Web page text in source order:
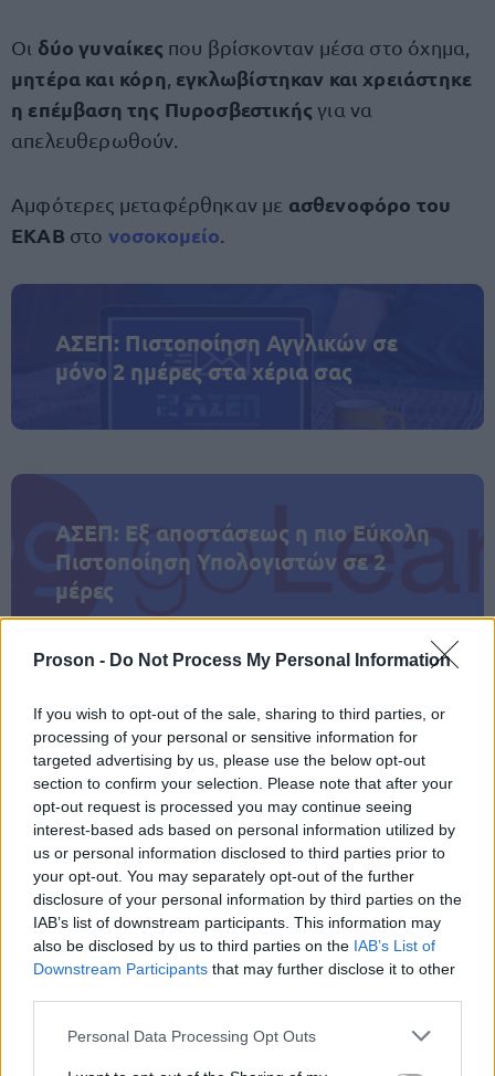
Proson - Do Not Process My Personal Information
If you wish to opt-out of the sale, sharing to third parties, or
processing of your personal or sensitive information for
targeted advertising by us, please use the below opt-out
section to confirm your selection. Please note that after your
opt-out request is processed you may continue seeing
interest-based ads based on personal information utilized by
us or personal information disclosed to third parties prior to
your opt-out. You may separately opt-out of the further
disclosure of your personal information by third parties on the
IAB’s list of downstream participants. This information may
also be disclosed by us to third parties on the IAB’s List of
Downstream Participants that may further disclose it to other
Please note that this website/app uses one or more Google
Personal Data Processing Opt Outs
Οι δύο γυναίκες που βρίσκονταν μέσα στο όχημα,
μητέρα και κόρη εγκλωβίστηκαν και χρειάστηκε
η επέμβαση της Πυροσβεστικής για να
απελευθερωθούν.
Αμφότερες μεταφέρθηκαν με ασθενοφόρο του
ΕΚΑΒ στο νοσοκομείο
ΑΣΕΠ: Πιστοποίηση Αγγλικών σε
μόνο 2 ημέρες στα χέρια σας
ΑΣΕΠ: Εξ αποστάσεως η πιο Εύκολη
Πιστοποίηση Υπολογιστών σε 2
μέρες
Μάθε πρώτος όλες τις σημαντικές
ειδήσεις.
Βάλε το proson.gr στα αποτελέσματα
αναζήτησης της Google
Δημοφιλείς Ειδήσεις
ΕΟΠΥΥ: Επίδομα έως 150 ευρώ – Ποιοι
ασφαλισμένοι το δικαιούνται